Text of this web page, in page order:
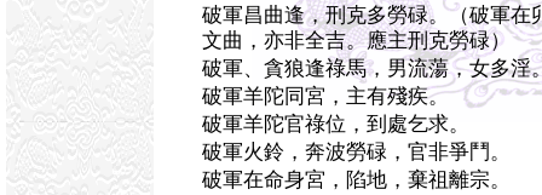
破軍昌曲逢，刑克多勞碌。（破軍在
文曲，亦非全吉。應主刑克勞碌）
破軍、貪狼逢祿馬，男流蕩，女多淫
破軍羊陀同宮，主有殘疾。
破軍羊陀官祿位，到處乞求。
破軍火鈴，奔波勞碌，官非爭鬥。
破軍在命身宮，陷地，棄祖離宗。